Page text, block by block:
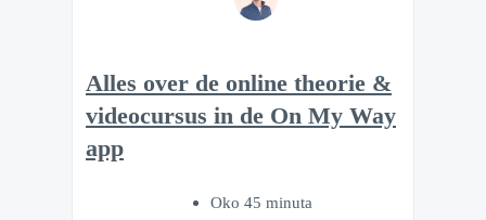
Alles over de online theorie &
videocursus in de On My Way
app
Oko 45 minuta